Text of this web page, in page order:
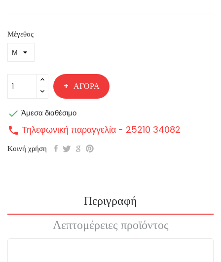
Μέγεθος
ΑΓΟΡΆ
 Άμεσα διαθέσιμο
call Τηλεφωνική παραγγελία - 25210 34082
Κοινή χρήση
Περιγραφή
Λεπτομέρειες προϊόντος